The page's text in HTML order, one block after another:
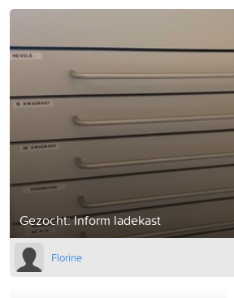
Gezocht: Inform ladekast
Florine